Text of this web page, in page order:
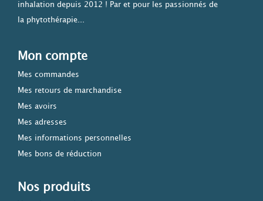
inhalation depuis 2012 ! Par et pour les passionnés de
la phytothérapie...
Mon compte
Mes commandes
Mes retours de marchandise
Mes avoirs
Mes adresses
Mes informations personnelles
Mes bons de réduction
Nos produits